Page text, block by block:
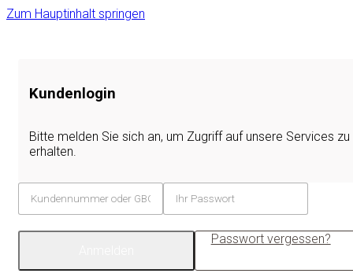
Zum Hauptinhalt springen
Kundenlogin
Bitte melden Sie sich an, um Zugriff auf unsere Services zu
erhalten.
Passwort vergessen?